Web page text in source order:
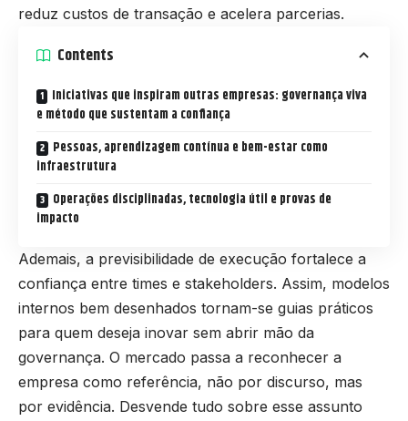
reduz custos de transação e acelera parcerias.
Contents
Iniciativas que inspiram outras empresas: governança viva
e método que sustentam a confiança
Pessoas, aprendizagem contínua e bem-estar como
infraestrutura
Operações disciplinadas, tecnologia útil e provas de
impacto
Ademais, a previsibilidade de execução fortalece a
confiança entre times e stakeholders. Assim, modelos
internos bem desenhados tornam-se guias práticos
para quem deseja inovar sem abrir mão da
governança. O mercado passa a reconhecer a
empresa como referência, não por discurso, mas
por evidência. Desvende tudo sobre esse assunto